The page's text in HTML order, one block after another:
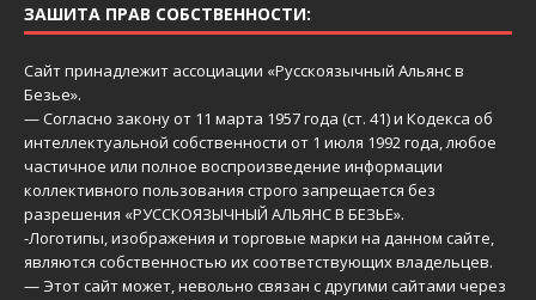
ЗАШИТА ПРАВ СОБСТВЕННОСТИ:
Сайт принадлежит ассоциации «Русскоязычный Aльянс в
Безье».
— Согласно закону от 11 марта 1957 года (ст. 41) и Кодекса об
интеллектуальной собственности от 1 июля 1992 года, любое
частичное или полное воспроизведение информации
коллективного пользования строго запрещается без
разрешения «РУССКОЯЗЫЧНЫЙ АЛЬЯНС В БЕЗЬЕ».
-Логотипы, изображения и торговые марки на данном сайте,
являются собственностью их соответствующих владельцев.
— Этот сайт может, невольно связан с другими сайтами через